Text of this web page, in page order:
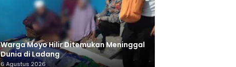
Warga Moyo Hilir Ditemukan Meninggal
Dunia di Ladang
6 Agustus 2026